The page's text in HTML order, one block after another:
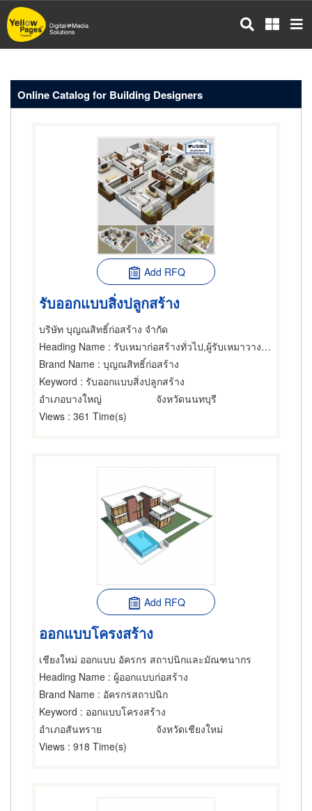
Skip
to
main
Online Catalog for Building Designers
Add RFQ
รับออกแบบสิ่งปลูกสร้าง
บริษัท บุญณสิทธิ์ก่อสร้าง จำกัด
Heading Name : รับเหมาก่อสร้างทั่วไป,ผู้รับเหมาวางระบบอุตสาหกรรมและอาคาร,ผู้ออกแบบก่อสร้าง
Brand Name : บุญณสิทธิ์ก่อสร้าง
Keyword : รับออกแบบสิ่งปลูกสร้าง
อำเภอบางใหญ่
จังหวัดนนทบุรี
Views : 361 Time(s)
Add RFQ
ออกแบบโครงสร้าง
เชียงใหม่ ออกแบบ อัครกร สถาปนิกและมัณฑนากร
Heading Name : ผู้ออกแบบก่อสร้าง
Brand Name : อัครกรสถาปนิก
Keyword : ออกแบบโครงสร้าง
อำเภอสันทราย
จังหวัดเชียงใหม่
Views : 918 Time(s)